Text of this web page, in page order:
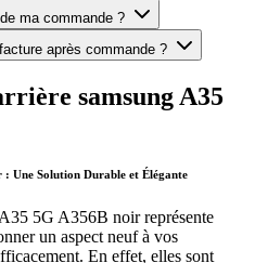
ma commande ?
après commande ?
samsung A35
Une Solution Durable et Élégante
5G A356B noir représente
un aspect neuf à vos
En effet, elles sont